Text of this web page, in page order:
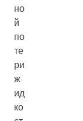
но
й
по
те
ри
ж
ид
ко